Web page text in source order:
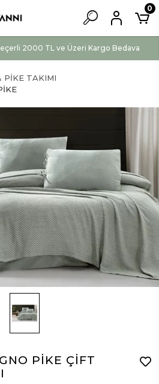
2000 TL ve Üzeri Kargo Bedava
0
PİKE TAKIMI
PİKE ÇİFT